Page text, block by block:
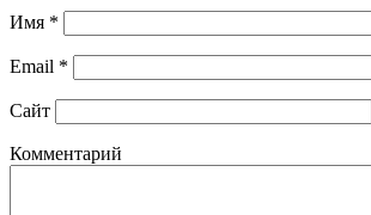
Имя *
Email *
Сайт
Комментарий